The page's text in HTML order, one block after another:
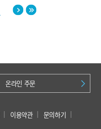
온라인 주문
이용약관
문의하기